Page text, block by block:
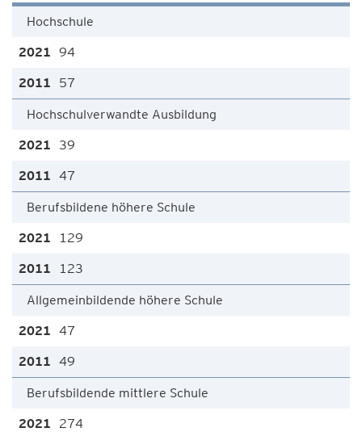
Hochschule
94
57
Hochschulverwandte Ausbildung
39
47
Berufsbildene höhere Schule
129
123
Allgemeinbildende höhere Schule
47
49
Berufsbildende mittlere Schule
274